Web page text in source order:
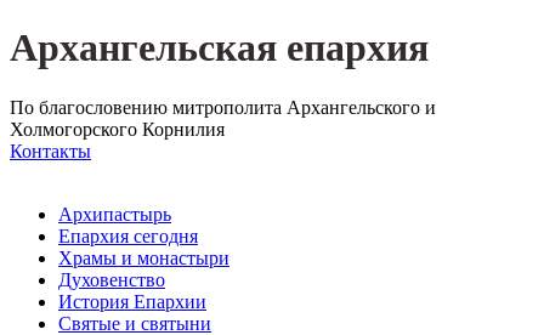
Архангельская епархия
По благословению митрополита Архангельского и
Холмогорского Корнилия
Контакты
Архипастырь
Епархия сегодня
Храмы и монастыри
Духовенство
История Епархии
Святые и святыни